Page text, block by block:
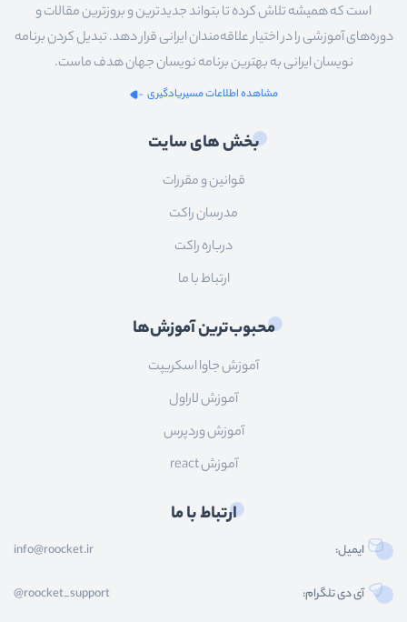
است که همیشه تلاش کرده تا بتواند جدیدترین و بروزترین مقالات و
دوره‌های آموزشی را در اختیار علاقه‌مندان ایرانی قرار دهد. تبدیل کردن برنامه
نویسان ایرانی به بهترین برنامه نویسان جهان هدف ماست.
مشاهده اطلاعات مسیریادگیری
بخش های سایت
قوانین و مقررات
مدرسان راکت
درباره راکت
ارتباط با ما
محبوب‌ترین آموزش‌ها
آموزش جاوا اسکریپت
آموزش لاراول
آموزش وردپرس
آموزش react
ارتباط با ما
ایمیل: info@roocket.ir
آی دی تلگرام: @roocket_support